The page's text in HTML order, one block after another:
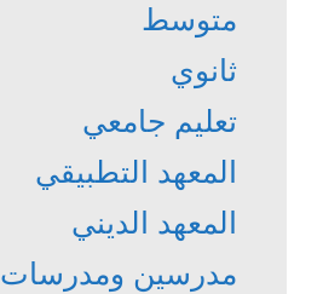
متوسط
ثانوي
تعليم جامعي
المعهد التطبيقي
المعهد الديني
مدرسين